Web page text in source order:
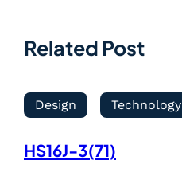
Related Post
Design Technology
HS16J-3(71)